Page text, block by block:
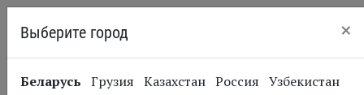
Выберите город ×
Беларусь Грузия Казахстан Россия Узбекистан